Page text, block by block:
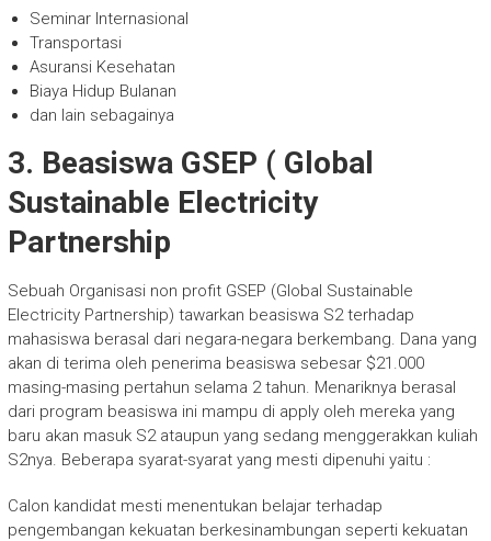
Seminar Internasional
Transportasi
Asuransi Kesehatan
Biaya Hidup Bulanan
dan lain sebagainya
3. Beasiswa GSEP ( Global
Sustainable Electricity
Partnership
Sebuah Organisasi non profit GSEP (Global Sustainable
Electricity Partnership) tawarkan beasiswa S2 terhadap
mahasiswa berasal dari negara-negara berkembang. Dana yang
akan di terima oleh penerima beasiswa sebesar $21.000
masing-masing pertahun selama 2 tahun. Menariknya berasal
dari program beasiswa ini mampu di apply oleh mereka yang
baru akan masuk S2 ataupun yang sedang menggerakkan kuliah
S2nya. Beberapa syarat-syarat yang mesti dipenuhi yaitu :
Calon kandidat mesti menentukan belajar terhadap
pengembangan kekuatan berkesinambungan seperti kekuatan